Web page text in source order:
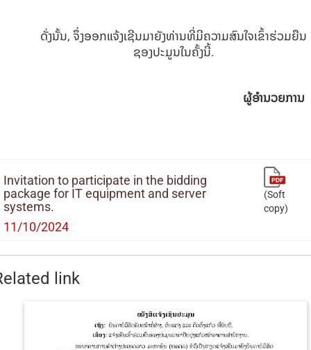
ດັ່ງນັ້ນ, ຈຶ່ງອອກແຈ້ງເຊີນມາຍັງທ່ານທີ່ມີຄວາມສົນໃຈເຂົ້າຮ່ວມຍືນ
ຊອງປະມູນໃນຄັ້ງນີ້.
ຜູ້ອຳນວຍການ
Invitation to participate in the bidding
package for IT equipment and server
systems.
11/10/2024
(Soft
copy)
link